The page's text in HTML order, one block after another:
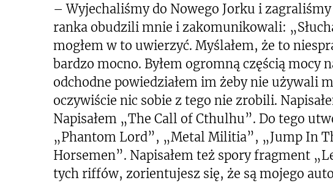
– Wyjechaliśmy do Nowego Jorku i
ranka obudzili mnie i zakomunikowali:
mogłem w to uwierzyć. Myślałem, że to
bardzo mocno. Byłem ogromną częścią mocy
odchodne powiedziałem im żeby nie używali
oczywiście nic sobie z tego nie zrobili.
Napisałem „The Call of Cthulhu”. Do tego
„Phantom Lord”, „Metal Militia”, „Jump In
Horsemen”. Napisałem też spory fragment
tych riffów, zorientujesz się, że są mojego